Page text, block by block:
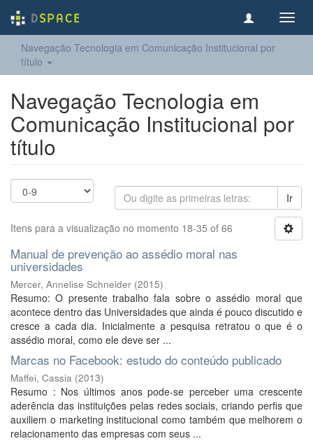
Navegação Tecnologia em Comunicação Institucional por
título
Navegação Tecnologia em
Comunicação Institucional por
título
Ir
Itens para a visualização no momento 18-35 of 66
Manual de prevenção ao assédio moral nas
universidades
Mercer, Annelise Schneider (2015)
Resumo: O presente trabalho fala sobre o assédio moral que
acontece dentro das Universidades que ainda é pouco discutido e
cresce a cada dia. Inicialmente a pesquisa retratou o que é o
assédio moral, como ele deve ser ...
Marcas no Facebook: estudo do conteúdo publicado
Maffei, Cassia (2013)
Resumo : Nos últimos anos pode-se perceber uma crescente
aderência das instituições pelas redes sociais, criando perfis que
auxiliem o marketing institucional como também que melhorem o
relacionamento das empresas com seus ...